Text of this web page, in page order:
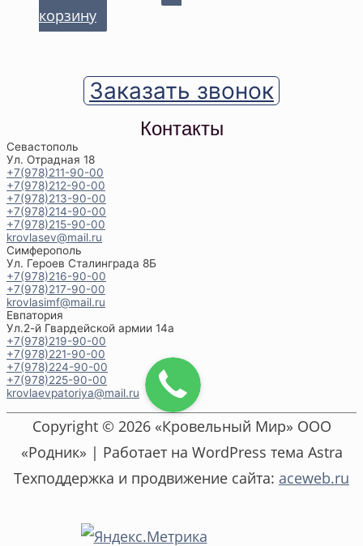
корзину
Заказать звонок
Контакты
Севастополь
Ул. Отрадная 18
+7(978)211-90-00
+7(978)212-90-00
+7(978)213-90-00
+7(978)214-90-00
+7(978)215-90-00
krovlasev@mail.ru
Симферополь
Ул. Героев Сталинграда 8Б
+7(978)216-90-00
+7(978)217-90-00
krovlasimf@mail.ru
Евпатория
Ул.2-й Гвардейской армии 14а
+7(978)219-90-00
+7(978)221-90-00
+7(978)224-90-00
+7(978)225-90-00
krovlaevpatoriya@mail.ru
Copyright © 2026 «Кровельный Мир» ООО
«Родник» | Работает на WordPress тема Astra
Техподдержка и продвижение сайта: aceweb.ru